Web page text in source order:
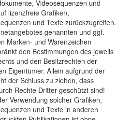
Videosequenzen und
lizenzfreie Grafiken,
und Texte zurückzugreifen.
genannten und ggf.
Marken- und Warenzeichen
den Bestimmungen des jeweils
und den Besitzrechten der
Eigentümer. Allein aufgrund der
der Schluss zu ziehen, dass
Rechte Dritter geschützt sind!
Verwendung solcher Grafiken,
und Texte in anderen